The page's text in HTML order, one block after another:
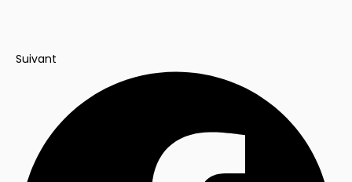
Suivant